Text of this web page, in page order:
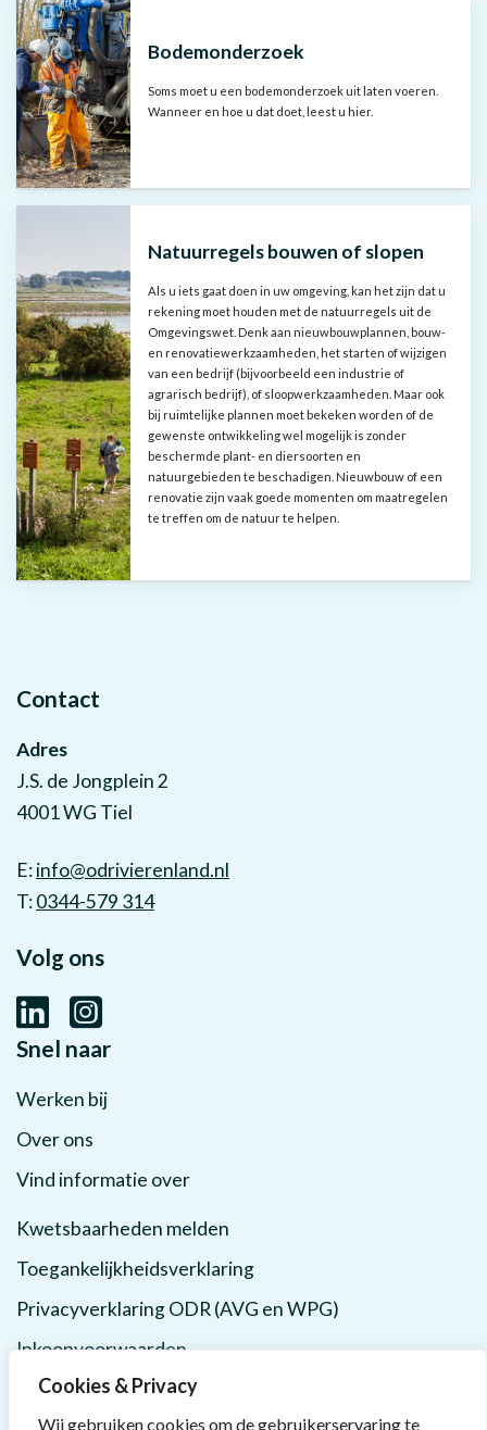
Cookies & Privacy
Wij gebruiken cookies om de gebruikerservaring te
Bodemonderzoek
Soms moet u een bodemonderzoek uit laten voeren.
Wanneer en hoe u dat doet, leest u hier.
Natuurregels bouwen of slopen
Als u iets gaat doen in uw omgeving, kan het zijn dat u
rekening moet houden met de natuurregels uit de
Omgevingswet. Denk aan nieuwbouwplannen, bouw-
en renovatiewerkzaamheden, het starten of wijzigen
van een bedrijf (bijvoorbeeld een industrie of
agrarisch bedrijf), of sloopwerkzaamheden. Maar ook
bij ruimtelijke plannen moet bekeken worden of de
gewenste ontwikkeling wel mogelijk is zonder
beschermde plant- en diersoorten en
natuurgebieden te beschadigen. Nieuwbouw of een
renovatie zijn vaak goede momenten om maatregelen
te treffen om de natuur te helpen.
Contact
Adres
J.S. de Jongplein 2
4001 WG Tiel
E:info@odrivierenland.nl
T:0344-579 314
Volg ons
Snel naar
Werken bij
Over ons
Vind informatie over
Kwetsbaarheden melden
Toegankelijkheidsverklaring
Privacyverklaring ODR (AVG en WPG)
Inkoopvoorwaarden